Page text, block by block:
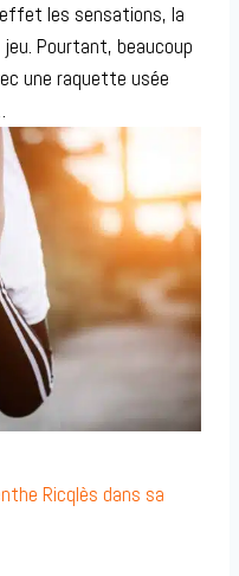
les sensations, la
Pourtant, beaucoup
une raquette usée
Ricqlès dans sa